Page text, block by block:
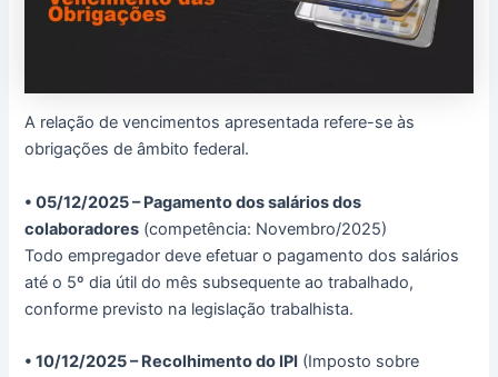
A relação de vencimentos apresentada refere-se às
obrigações de âmbito federal.
• 05/12/2025 – Pagamento dos salários dos
colaboradores (competência: Novembro/2025)
Todo empregador deve efetuar o pagamento dos salários
até o 5º dia útil do mês subsequente ao trabalhado,
conforme previsto na legislação trabalhista.
• 10/12/2025 – Recolhimento do IPI (Imposto sobre